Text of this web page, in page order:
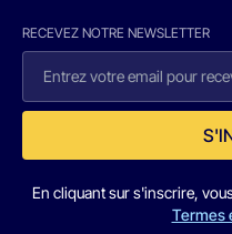
RECEVEZ NOTRE NEWSLETTER
En cliquant sur s'inscrire,
Termes